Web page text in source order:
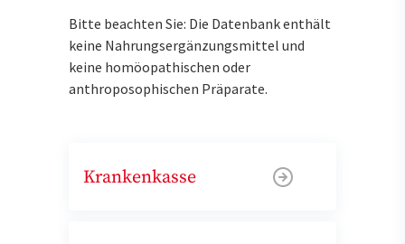
Bitte beachten Sie: Die Datenbank enthält
keine Nahrungsergänzungsmittel und
keine homöopathischen oder
anthroposophischen Präparate.
Krankenkasse